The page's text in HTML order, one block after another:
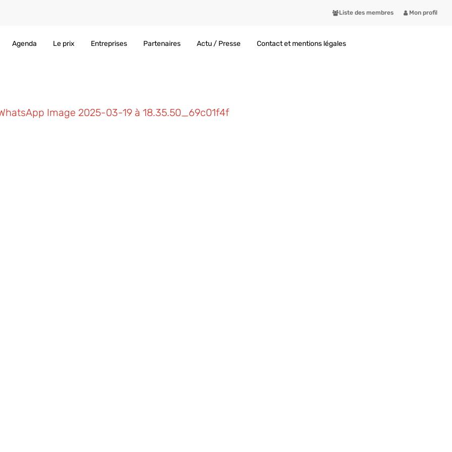
Liste des membres Mon profil
Agenda Le prix Entreprises Partenaires Actu / Presse Contact et mentions légales
Image 2025-03-19 à 18.35.50_69c01f4f